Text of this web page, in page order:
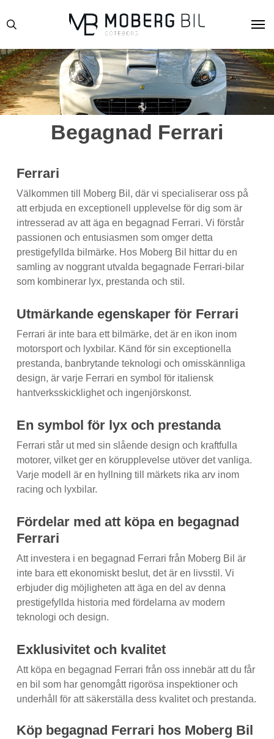
to
content
Begagnad Ferrari
Ferrari
Välkommen till Moberg Bil, där vi specialiserar oss på
att erbjuda en exceptionell upplevelse för dig som är
intresserad av att äga en begagnad Ferrari. Vi förstår
passionen och entusiasmen som omger detta
prestigefyllda bilmärke. Hos Moberg Bil hittar du en
samling av noggrant utvalda begagnade Ferrari-bilar
som kombinerar lyx, prestanda och stil.
Utmärkande egenskaper för Ferrari
Ferrari är inte bara ett bilmärke, det är en ikon inom
motorsport och lyxbilar. Känd för sin exceptionella
prestanda, banbrytande teknologi och omisskännliga
design, är varje Ferrari en symbol för italiensk
hantverksskicklighet och ingenjörskonst.
En symbol för lyx och prestanda
Ferrari står ut med sin slående design och kraftfulla
motorer, vilket ger en körupplevelse utöver det vanliga.
Varje modell är en hyllning till märkets rika arv inom
racing och lyxbilar.
Fördelar med att köpa en begagnad
Ferrari
Att investera i en begagnad Ferrari från Moberg Bil är
inte bara ett ekonomiskt beslut, det är en livsstil. Vi
erbjuder dig möjligheten att äga en del av denna
prestigefyllda historia med fördelarna av modern
teknologi och design.
Exklusivitet och kvalitet
Att köpa en begagnad Ferrari från oss innebär att du får
en bil som har genomgått rigorösa inspektioner och
underhåll för att säkerställa dess kvalitet och prestanda.
Köp begagnad Ferrari hos Moberg Bil